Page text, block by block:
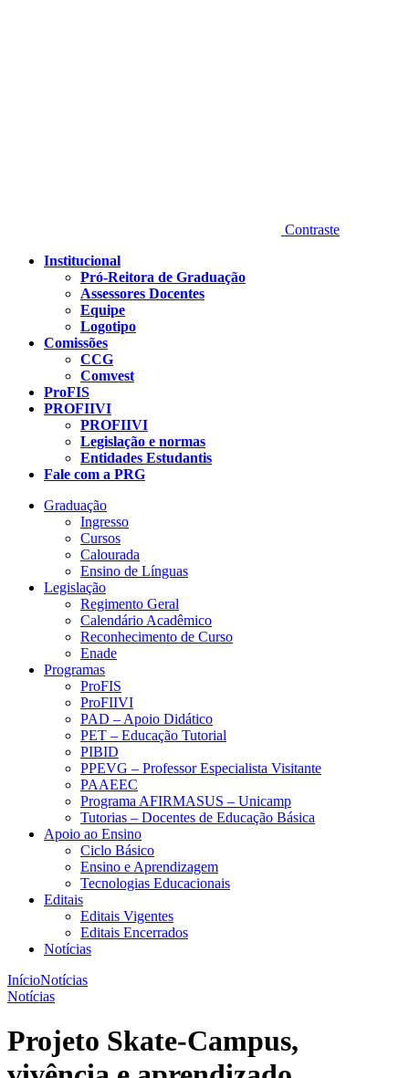
Contraste
Institucional
Pró-Reitora de Graduação
Assessores Docentes
Equipe
Logotipo
Comissões
CCG
Comvest
ProFIS
PROFIIVI
PROFIIVI
Legislação e normas
Entidades Estudantis
Fale com a PRG
Graduação
Ingresso
Cursos
Calourada
Ensino de Línguas
Legislação
Regimento Geral
Calendário Acadêmico
Reconhecimento de Curso
Enade
Programas
ProFIS
ProFIIVI
PAD – Apoio Didático
PET – Educação Tutorial
PIBID
PPEVG – Professor Especialista Visitante
PAAEEC
Programa AFIRMASUS – Unicamp
Tutorias – Docentes de Educação Básica
Apoio ao Ensino
Ciclo Básico
Ensino e Aprendizagem
Tecnologias Educacionais
Editais
Editais Vigentes
Editais Encerrados
Notícias
InícioNotícias
Notícias
Projeto Skate-Campus,